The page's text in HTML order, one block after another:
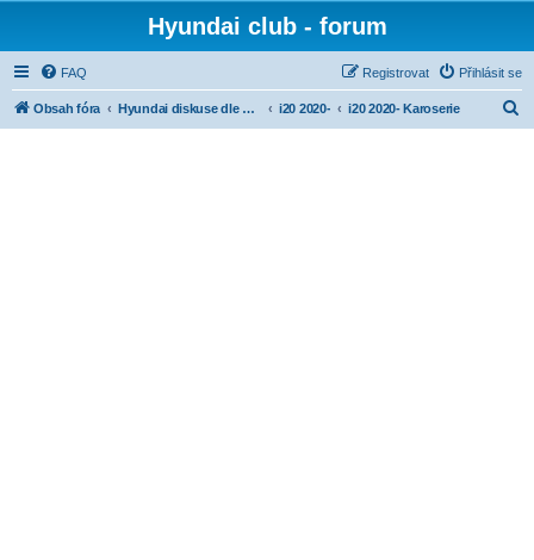
Hyundai club - forum
FAQ Přihlásit se
Registrovat
Obsah fóra Hyundai diskuse dle modelů i20 2020- i20 2020- Karoserie